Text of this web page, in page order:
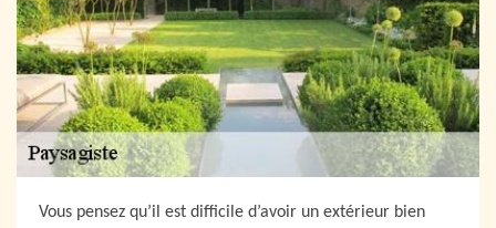
Vous pensez qu’il est difficile d’avoir un extérieur bien